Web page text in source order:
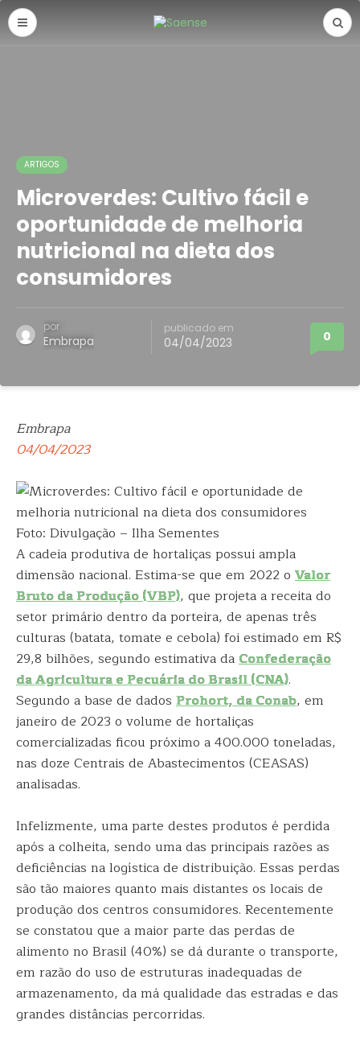
ARTIGOS
Microverdes: Cultivo fácil e
oportunidade de melhoria
nutricional na dieta dos
consumidores
por
Embrapa
publicado em
04/04/2023 0
Embrapa
04/04/2023
Foto: Divulgação – Ilha Sementes
A cadeia produtiva de hortaliças possui ampla
dimensão nacional. Estima-se que em 2022 o Valor
Bruto da Produção (VBP), que projeta a receita do
setor primário dentro da porteira, de apenas três
culturas (batata, tomate e cebola) foi estimado em R$
29,8 bilhões, segundo estimativa daConfederação
da Agricultura e Pecuária do Brasil (CNA).
Segundo a base de dados Prohort, da Conab, em
janeiro de 2023 o volume de hortaliças
comercializadas ficou próximo a 400.000 toneladas,
nas doze Centrais de Abastecimentos (CEASAS)
analisadas.
Infelizmente, uma parte destes produtos é perdida
após a colheita, sendo uma das principais razões as
deficiências na logística de distribuição. Essas perdas
são tão maiores quanto mais distantes os locais de
produção dos centros consumidores. Recentemente
se constatou que a maior parte das perdas de
alimento no Brasil (40%) se dá durante o transporte,
em razão do uso de estruturas inadequadas de
armazenamento, da má qualidade das estradas e das
grandes distâncias percorridas.